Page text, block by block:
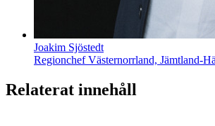
Joakim Sjöstedt
Regionchef Västernorrland, Jämtland-
Relaterat innehåll